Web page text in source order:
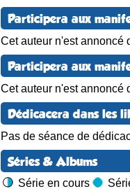
Participera aux
Cet auteur n'est annoncé
Participera aux
Cet auteur n'est annoncé
Dédicacera dans les
Pas de séance de
Séries & Albums
Série en cours